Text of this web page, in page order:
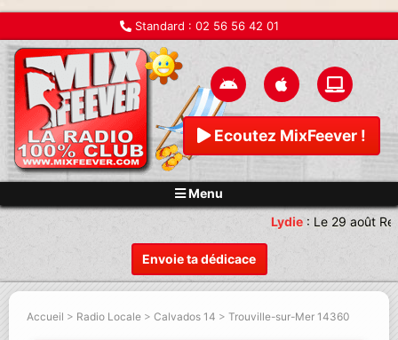
Standard : 02 56 56 42 01
Ecoutez MixFeever !
Menu
Envoie ta dédicace
Lydie: Le 29 août
Accueil > Radio Locale > Calvados 14 > Trouville-sur-Mer 14360